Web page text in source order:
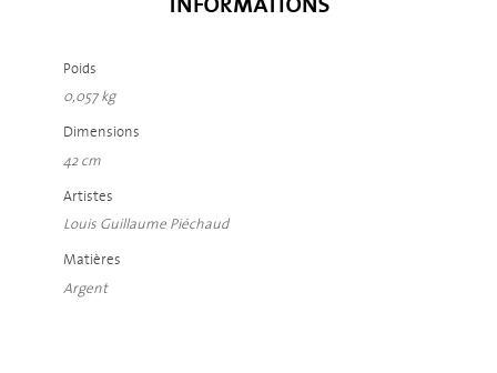
Poids
0,057 kg
Dimensions
42 cm
Artistes
Louis Guillaume Piéchaud
Matières
Argent